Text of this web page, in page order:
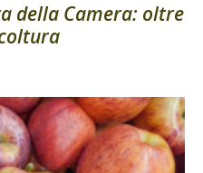
della Camera: oltre